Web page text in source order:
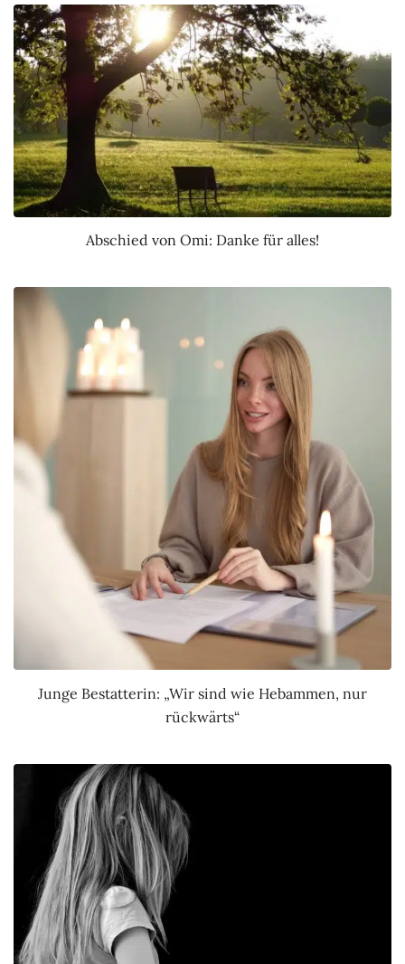
Abschied von Omi: Danke für alles!
Junge Bestatterin: „Wir sind wie Hebammen, nur
rückwärts“